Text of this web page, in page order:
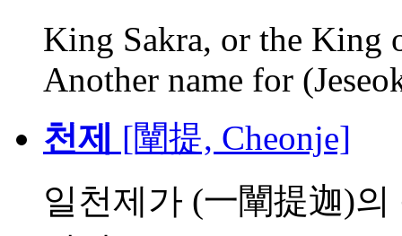
King Sakra, or the King
Another name for
천제 [闡提, Cheonje]
일천제가 (一闡提迦)